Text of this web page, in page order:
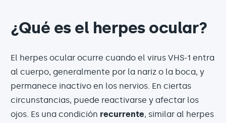
¿Qué es el herpes ocular?
El herpes ocular ocurre cuando el virus VHS-1 entra
al cuerpo, generalmente por la nariz o la boca, y
permanece inactivo en los nervios. En ciertas
circunstancias, puede reactivarse y afectar los
ojos. Es una condición recurrente, similar al herpes